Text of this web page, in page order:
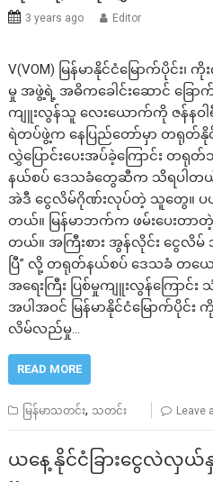
3 years ago Editor
V(VOM) မြန်မာနိုင်ငံမြောက်ပို
မှု အဖွဲ့ရဲ့ အဓိကခေါင်းဆောင် ခြော
ကျူးလွန်သူ လေးယောက်ကို ဇန်နဝါ
ရဲတပ်ဖွဲ့က နေပြည်တော်မှာ တရုတ်
လွှဲပြောင်းပေးအပ်ခဲ့ကြောင်း တ
နယ်စပ် ဒေသခံတွေဆီက သိရပါတယ်
အဲဒီ ငွေလိမ်ဂိုဏ်းလုပ်တဲ့ သူတွေ။ ပ
တယ်။ မြန်မာဘက်က ဖမ်းပေးတာတဲ့
တယ်။ အကြီးစား အွန်လိုင်း ငွေလိမ်
ပြီ” လို့ တရုတ်နယ်စပ် ဒေသခံ တ‌ယေ
အရေးကြီး ပြစ်မှုကျူးလွန်ကြော
အပါအဝင် မြန်မာနိုင်ငံမြောက်ပိုင်
လိမ်လည်မှု…
READ MORE
မြန်မာသတင်း, သတင်း Leave
ယနေ့ နိုင်ငံခြားငွေလဲလှယ်နှု